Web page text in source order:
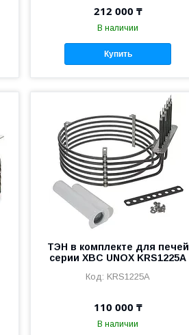
212 000 ₸
В наличии
Купить
ТЭН в комплекте для печей
серии XBC UNOX KRS1225A
KRS1225A
110 000 ₸
В наличии